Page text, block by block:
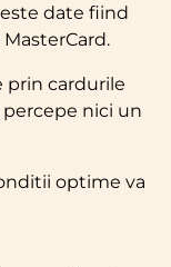
date fiind
prin cardurile
percepe nici un
optime va